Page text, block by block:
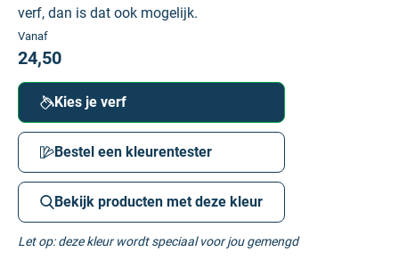
verf, dan is dat ook mogelijk.
Vanaf
24,50
Kies je verf
Bestel een kleurentester
Bekijk producten met deze kleur
Let op: deze kleur wordt speciaal voor jou gemengd